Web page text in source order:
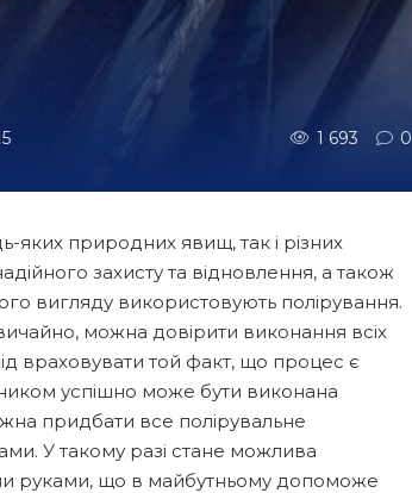
1 693 0
яких природних явищ, так і різних
захисту та відновлення, а також
вигляду використовують полірування.
можна довірити виконання всіх
враховувати той факт, що процес є
успішно може бути виконана
придбати все полірувальне
У такому разі стане можлива
руками, що в майбутньому допоможе